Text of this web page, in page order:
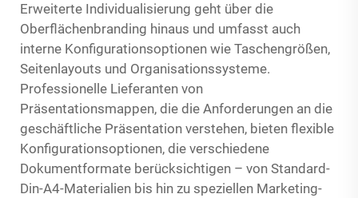
Erweiterte Individualisierung geht über die
Oberflächenbranding hinaus und umfasst auch
interne Konfigurationsoptionen wie Taschengrößen,
Seitenlayouts und Organisationssysteme.
Professionelle Lieferanten von
Präsentationsmappen, die die Anforderungen an die
geschäftliche Präsentation verstehen, bieten flexible
Konfigurationsoptionen, die verschiedene
Dokumentformate berücksichtigen – von Standard-
Din-A4-Materialien bis hin zu speziellen Marketing-